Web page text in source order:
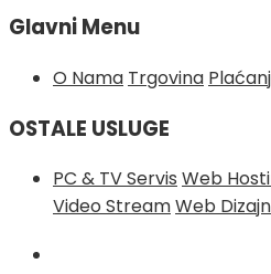
Glavni Menu
O Nama Trgovina
OSTALE USLUGE
PC & TV Servis Web
Video StreamWeb Dizajn